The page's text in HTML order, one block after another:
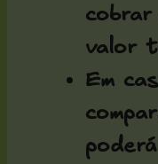
valor
Em